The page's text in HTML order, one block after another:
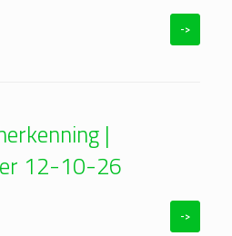
->
|
12-10-26
->